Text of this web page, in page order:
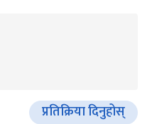
प्रतिक्रिया दिनुहोस्